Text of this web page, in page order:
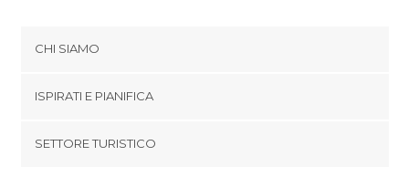
CHI SIAMO
Termini e Condizioni
ISPIRATI E PIANIFICA
SETTORE TURISTICO